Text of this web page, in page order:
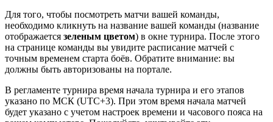
Для того, чтобы посмотреть матчи вашей команды,
необходимо кликнуть на название вашей команды (название
отображается зеленым цветом) в окне турнира. После этого
на странице команды вы увидите расписание матчей с
точным временем старта боёв. Обратите внимание: вы
должны быть авторизованы на портале.
В регламенте турнира время начала турнира и его этапов
указано по МСК (UTC+3). При этом время начала матчей
будет указано с учетом настроек времени и часового пояса на